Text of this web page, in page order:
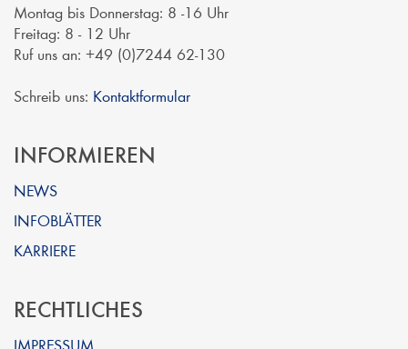
Montag bis Donnerstag: 8 -16 Uhr
Freitag: 8 - 12 Uhr
Ruf uns an: +49 (0)7244 62-130
Schreib uns: Kontaktformular
INFORMIEREN
NEWS
INFOBLÄTTER
KARRIERE
RECHTLICHES
IMPRESSUM